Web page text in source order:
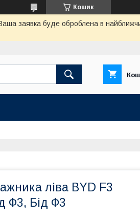
Кошик
заявка буде оброблена в
ліва BYD F3
Ф3, Бід Ф3